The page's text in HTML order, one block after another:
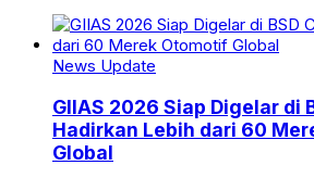
News Update
GIIAS 2026 Siap Digelar di
Hadirkan Lebih dari 60
Global